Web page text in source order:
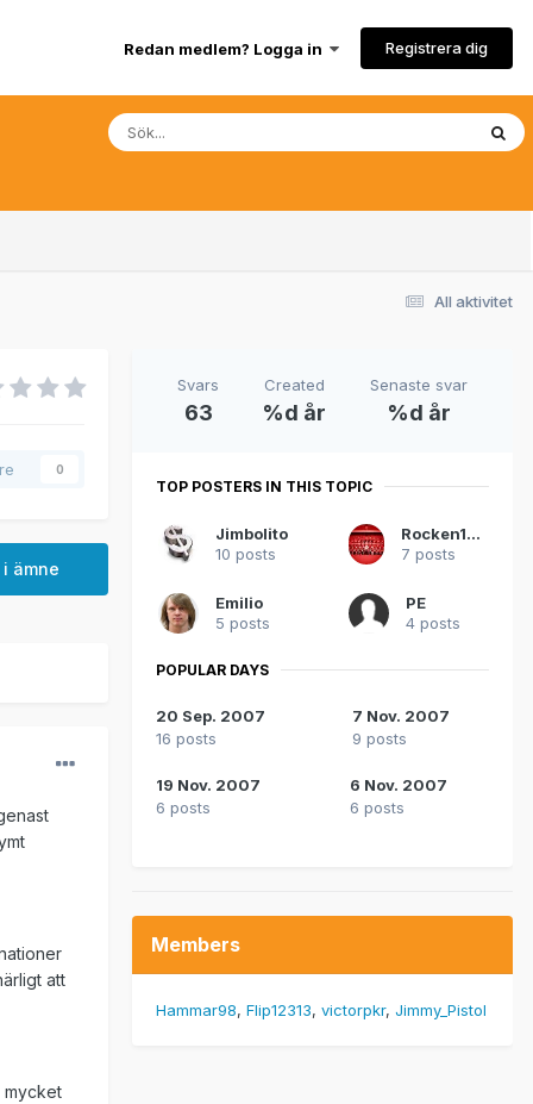
Redan medlem? Logga in Registrera dig
All aktivitet
0
ämne
att
mycket
Svars
63
Created
%d år
Senaste svar
%d år
TOP POSTERS IN THIS TOPIC
Jimbolito
10 posts
Rocken1900
7 posts
Emilio
5 posts
PE
4 posts
POPULAR DAYS
20 Sep. 2007
16 posts
7 Nov. 2007
9 posts
19 Nov. 2007
6 posts
6 Nov. 2007
6 posts
Members
Hammar98 Flip12313 victorpkr Jimmy_Pistol